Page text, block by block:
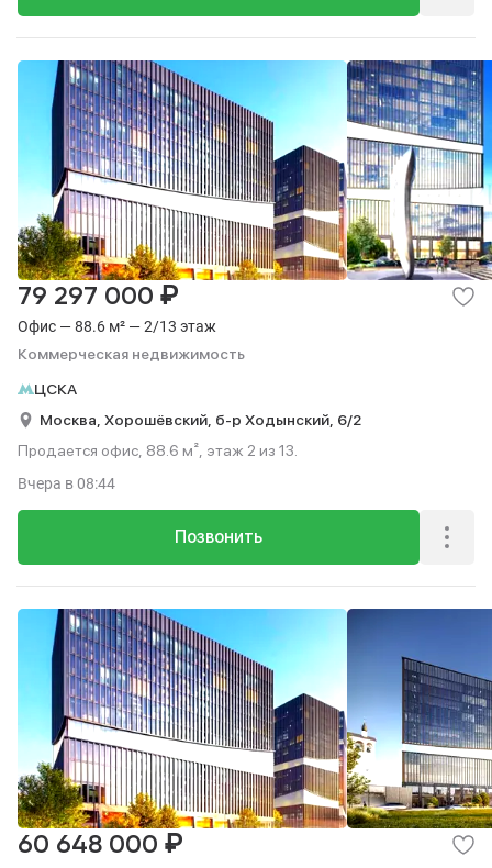
Офис — 88.6 м² — 2/13 этаж
Коммерческая недвижимость
79 297 000 ₽
ЦСКА
Москва, Хорошёвский, б-р Ходынский, 6/2
Продается офис, 88.6 м², этаж 2 из 13.
Позвонить
Вчера в 08:44
60 648 000 ₽